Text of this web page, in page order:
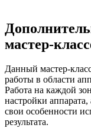
мастер-
Данный мастер-
работы в области
Работа на каждой
настройки
свои особенности
результата.